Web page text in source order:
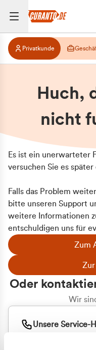
Privatkunde
Huch,
nicht
Es ist ein unerwarteter
versuchen Sie es
Falls das Problem
bitte unseren Support
weitere Informationen
entschuldigen uns für
Zum
Oder
Wir
Unsere Service-